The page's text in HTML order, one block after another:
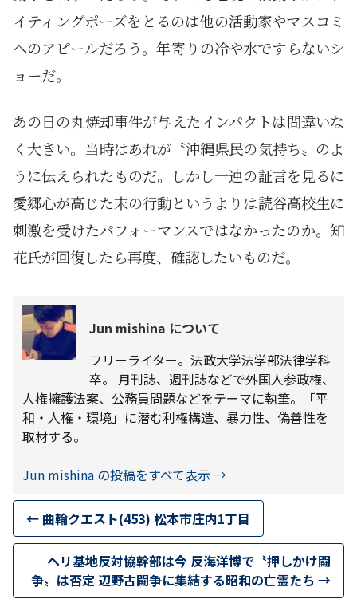
イティングポーズをとるのは他の活動家やマスコミ
へのアピールだろう。年寄りの冷や水ですらないシ
ョーだ。
あの日の丸焼却事件が与えたインパクトは間違いな
く大きい。当時はあれが〝沖縄県民の気持ち〟のよ
うに伝えられたものだ。しかし一連の証言を見るに
愛郷心が高じた末の行動というよりは読谷高校生に
刺激を受けたパフォーマンスではなかったのか。知
花氏が回復したら再度、確認したいものだ。
Jun mishina について
フリーライター。法政大学法学部法律学科
卒。 月刊誌、週刊誌などで外国人参政権、
人権擁護法案、公務員問題などをテーマに執筆。「平
和・人権・環境」に潜む利権構造、暴力性、偽善性を
取材する。
Jun mishina の投稿をすべて表示 →
← 曲輪クエスト(453) 松本市庄内1丁目
ヘリ基地反対協幹部は今 反海洋博で〝押しかけ闘
争〟は否定 辺野古闘争に集結する昭和の亡霊たち →